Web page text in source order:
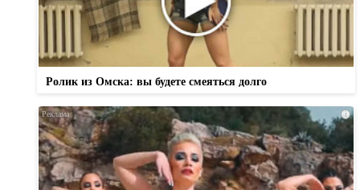
Ролик из Омска: вы будете смеяться долго
i